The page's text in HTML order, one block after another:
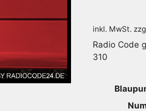
inkl. MwSt.
Radio Code
310